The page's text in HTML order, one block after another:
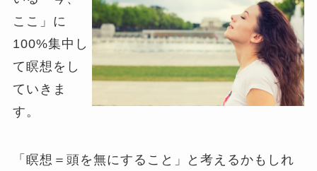
ここ」に
100%集中し
て瞑想をし
ていきま
す。
「瞑想＝頭を無にすること」と考えるかもしれ